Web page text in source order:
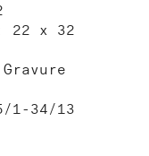
22 x 32
1-34/13